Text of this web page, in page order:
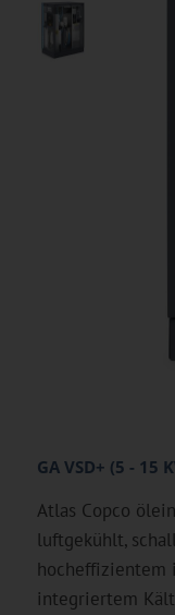
GA VSD+ (5 - 15
Atlas Copco
luftgekühlt,
hocheffizientem
integriertem